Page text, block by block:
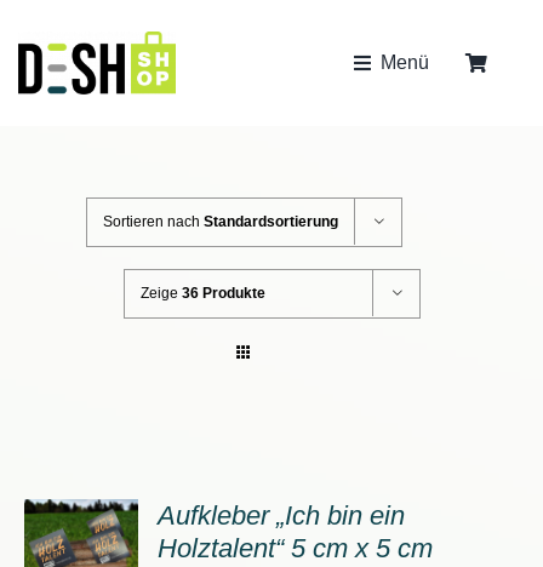
Inhalt
springen
Menü
Sortieren nach Standardsortierung
Zeige 36 Produkte
Aufkleber „Ich bin ein
Holztalent“ 5 cm x 5 cm